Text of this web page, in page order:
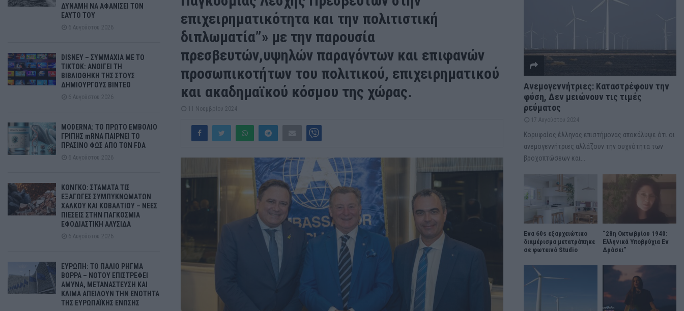
επιχειρηματικότητα και την πολιτιστική
διπλωματία”» με την παρουσία
πρεσβευτών,υψηλών παραγόντων και επιφανών
προσωπικοτήτων του πολιτικού, επιχειρηματικού
και ακαδημαϊκού κόσμου της χώρας.
11 Νοεμβρίου 2024
ΔΥΝΑΜΗ ΝΑ ΑΦΑΝΙΣΕΙ ΤΟΝ
ΕΑΥΤΟ ΤΟΥ
6 Αυγούστου 2026
DISNEY – ΣΥΜΜΑΧΙΑ ΜΕ ΤΟ
TIKTOK: ΑΝΟΙΓΕΙ ΤΗ
ΒΙΒΛΙΟΘΗΚΗ ΤΗΣ ΣΤΟΥΣ
ΔΗΜΙΟΥΡΓΟΥΣ ΒΙΝΤΕΟ
6 Αυγούστου 2026
MODERNA: ΤΟ ΠΡΩΤΟ ΕΜΒΟΛΙΟ
ΓΡΙΠΗΣ mRNA ΠΑΙΡΝΕΙ ΤΟ
ΠΡΑΣΙΝΟ ΦΩΣ ΑΠΟ ΤΟΝ FDA
6 Αυγούστου 2026
ΚΟΝΓΚΟ: ΣΤΑΜΑΤΑ ΤΙΣ
ΕΞΑΓΩΓΕΣ ΣΥΜΠΥΚΝΩΜΑΤΩΝ
ΧΑΛΚΟΥ ΚΑΙ ΚΟΒΑΛΤΙΟΥ – ΝΕΕΣ
ΠΙΕΣΕΙΣ ΣΤΗΝ ΠΑΓΚΟΣΜΙΑ
ΕΦΟΔΙΑΣΤΙΚΗ ΑΛΥΣΙΔΑ
6 Αυγούστου 2026
ΕΥΡΩΠΗ: ΤΟ ΠΑΛΙΟ ΡΗΓΜΑ
ΒΟΡΡΑ – ΝΟΤΟΥ ΕΠΙΣΤΡΕΦΕΙ
ΑΜΥΝΑ, ΜΕΤΑΝΑΣΤΕΥΣΗ ΚΑΙ
ΚΛΙΜΑ ΑΠΕΙΛΟΥΝ ΤΗΝ ΕΝΟΤΗΤΑ
ΤΗΣ ΕΥΡΩΠΑΪΚΗΣ ΕΝΩΣΗΣ
Ανεμογεννήτριες: Καταστρέφουν την
φύση, Δεν μειώνουν τις τιμές
ρεύματος
17 Αυγούστου 2024
Κορυφαίος έλληνας επιστήμονας αποκάλυψε ότι οι
ανεμογεννήτριες αλλάζουν την συχνότητα των
βροχοπτώσεων και...
Ένα 60s εξαρχειώτικο
διαμέρισμα μετατράπηκε
σε φωτεινό Studio
“28η Οκτωβρίου 1940:
Ελληνικά Υποβρύχια Εν
Δράσει”